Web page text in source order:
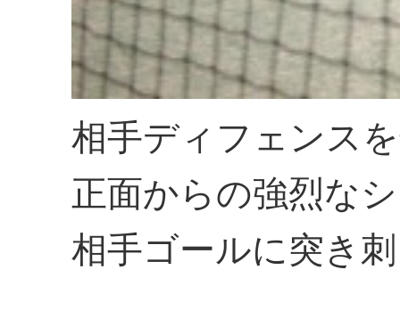
相手ディフェンス
正面からの強烈な
相手ゴールに突き